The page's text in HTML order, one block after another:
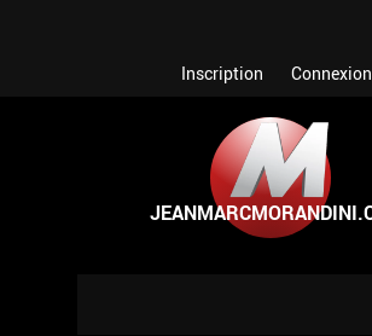
Inscription Connexion